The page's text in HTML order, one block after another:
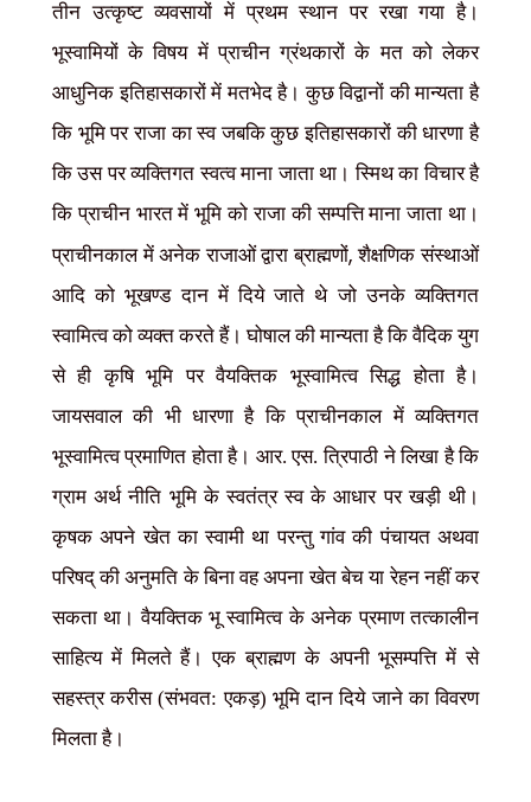
तीन उत्कृष्ट व्यवसायों में प्रथम स्थान पर रखा गया है।
भूस्वामियों के विषय में प्राचीन ग्रंथकारों के मत को लेकर
आधुनिक इतिहासकारों में मतभेद है। कुछ विद्वानों की मान्यता है
कि भूमि पर राजा का स्व जबकि कुछ इतिहासकारों की धारणा है
कि उस पर व्यक्तिगत स्वत्व माना जाता था। स्मिथ का विचार है
कि प्राचीन भारत में भूमि को राजा की सम्पत्ति माना जाता था।
प्राचीनकाल में अनेक राजाओं द्वारा ब्राह्मणों,शैक्षणिक संस्थाओं
आदि को भूखण्ड दान में दिये जाते थे जो उनके व्यक्तिगत
स्वामित्व को व्यक्त करते हैं। घोषाल की मान्यता है कि वैदिक युग
से ही कृषि भूमि पर वैयक्तिक भूस्वामित्व सिद्ध होता है।
जायसवाल की भी धारणा है कि प्राचीनकाल में व्यक्तिगत
भूस्वामित्व प्रमाणित होता है। आर. एस. त्रिपाठी ने लिखा है कि
ग्राम अर्थ नीति भूमि के स्वतंत्र स्व के आधार पर खड़ी थी।
कृषक अपने खेत का स्वामी था परन्तु गांव की पंचायत अथवा
परिषद् की अनुमति के बिना वह अपना खेत बेच या रेहन नहीं कर
सकता था। वैयक्तिक भू स्वामित्व के अनेक प्रमाण तत्कालीन
साहित्य में मिलते हैं। एक ब्राह्मण के अपनी भूसम्पत्ति में से
सहस्त्र करीस (संभवत: एकड़) भूमि दान दिये जाने का विवरण
मिलता है।